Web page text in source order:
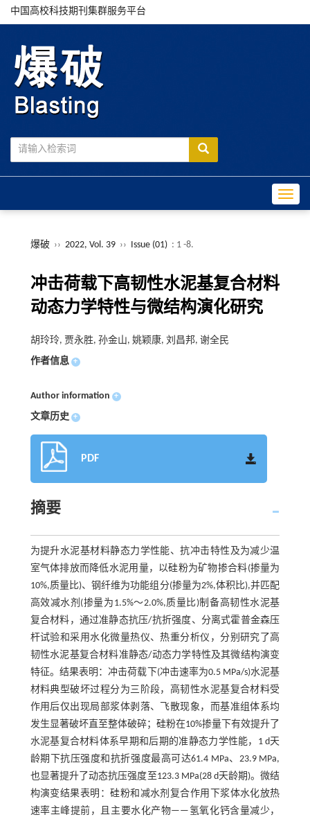
中国高校科技期刊集群服务平台
爆破 ›› 2022, Vol. 39 ›› Issue (01) : 1 -8.
冲击荷载下高韧性水泥基复合材料
动态力学特性与微结构演化研究
胡玲玲, 贾永胜, 孙金山, 姚颖康, 刘昌邦, 谢全民
作者信息 +
Author information +
文章历史 +
PDF
摘要
为提升水泥基材料静态力学性能、抗冲击特性及为减少温
室气体排放而降低水泥用量，以硅粉为矿物掺合料(掺量为
10%,质量比)、钢纤维为功能组分(掺量为2%,体积比),并匹配
高效减水剂(掺量为1.5%～2.0%,质量比)制备高韧性水泥基
复合材料，通过准静态抗压/抗折强度、分离式霍普金森压
杆试验和采用水化微量热仪、热重分析仪，分别研究了高
韧性水泥基复合材料准静态/动态力学特性及其微结构演变
特征。结果表明：冲击荷载下(冲击速率为0.5 MPa/s)水泥基
材料典型破坏过程分为三阶段，高韧性水泥基复合材料受
作用后仅出现局部浆体剥落、飞散现象，而基准组体系均
发生显著破坏直至整体破碎；硅粉在10%掺量下有效提升了
水泥基复合材料体系早期和后期的准静态力学性能，1 d天
龄期下抗压强度和抗折强度最高可达61.4 MPa、23.9 MPa,
也显著提升了动态抗压强度至123.3 MPa(28 d天龄期)。微结
构演变结果表明：硅粉和减水剂复合作用下浆体水化放热
速率主峰提前，且主要水化产物——氢氧化钙含量减少，